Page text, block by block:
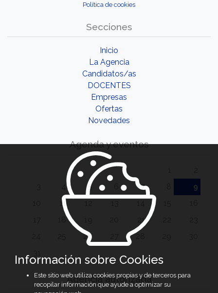
Política de cookies
Secciones
Inicio
La Agencia
Candidatos/as
DOCENTES
Empresas
Ofertas
Novedades
Agenda y eventos
5 7
9
11
21
26 28
Agencia autorizada
Información sobre Cookies
Este sitio web utiliza cookies propias y de terceros para
recopilar información que ayude a optimizar su